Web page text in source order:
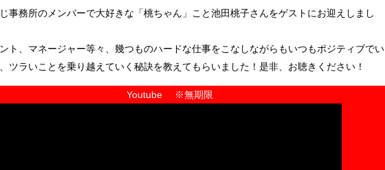
事務所のメンバーで大好きな「桃ちゃん」こと池田桃子さんをゲストにお迎えしまし
ト、マネージャー等々、幾つものハードな仕事をこなしながらもいつもポジティブでい
ツラいことを乗り越えていく秘訣を教えてもらいました！是非、お聴きください！
Youtube ※無期限